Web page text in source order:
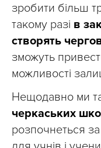
зробити більш
такому разі в
створять
зможуть
можливості
Нещодавно ми
черкаських
розпочнеться